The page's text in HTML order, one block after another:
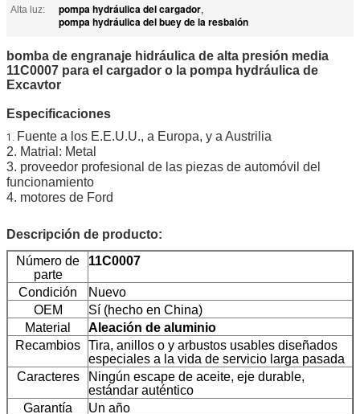
Alta luz:
pompa hydráulica del cargador,
pompa hydráulica del buey de la resbalón
bomba de engranaje hidráulica de alta presión media
11C0007 para el cargador o la pompa hydráulica de
Excavtor
Especificaciones
1. Fuente a los E.E.U.U., a Europa, y a Austrilia
2. Matrial: Metal
3. proveedor profesional de las piezas de automóvil del
funcionamiento
4. motores de Ford
Descripción de producto:
Número de
parte
11C0007
Condición
Nuevo
OEM
Sí (hecho en China)
Material
Aleación de aluminio
Recambios Tira, anillos o y arbustos usables diseñados
especiales a la vida de servicio larga pasada
Caracteres
Ningún escape de aceite, eje durable,
estándar auténtico
Garantía
Un año